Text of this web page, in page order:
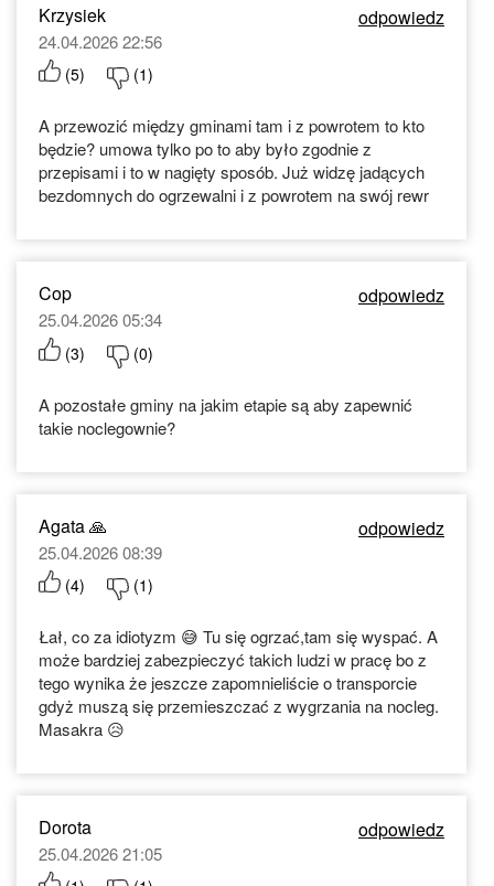
Krzysiek odpowiedz
24.04.2026 22:56
(5) (1)
A przewozić między gminami tam i z powrotem to kto
będzie? umowa tylko po to aby było zgodnie z
przepisami i to w nagięty sposób. Już widzę jadących
bezdomnych do ogrzewalni i z powrotem na swój rewr
Cop odpowiedz
25.04.2026 05:34
(3) (0)
A pozostałe gminy na jakim etapie są aby zapewnić
takie noclegownie?
Agata 🙏 odpowiedz
25.04.2026 08:39
(4) (1)
Łał, co za idiotyzm 😅 Tu się ogrzać,tam się wyspać. A
może bardziej zabezpieczyć takich ludzi w pracę bo z
tego wynika że jeszcze zapomnieliście o transporcie
gdyż muszą się przemieszczać z wygrzania na nocleg.
Masakra 😥
Dorota odpowiedz
25.04.2026 21:05